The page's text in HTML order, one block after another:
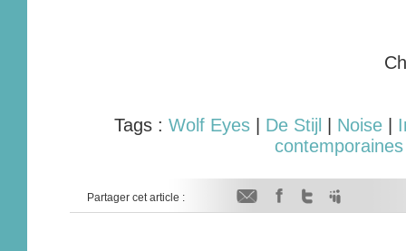
Tags : Wolf Eyes De Stijl Noise
contemporaines
Partager cet article :